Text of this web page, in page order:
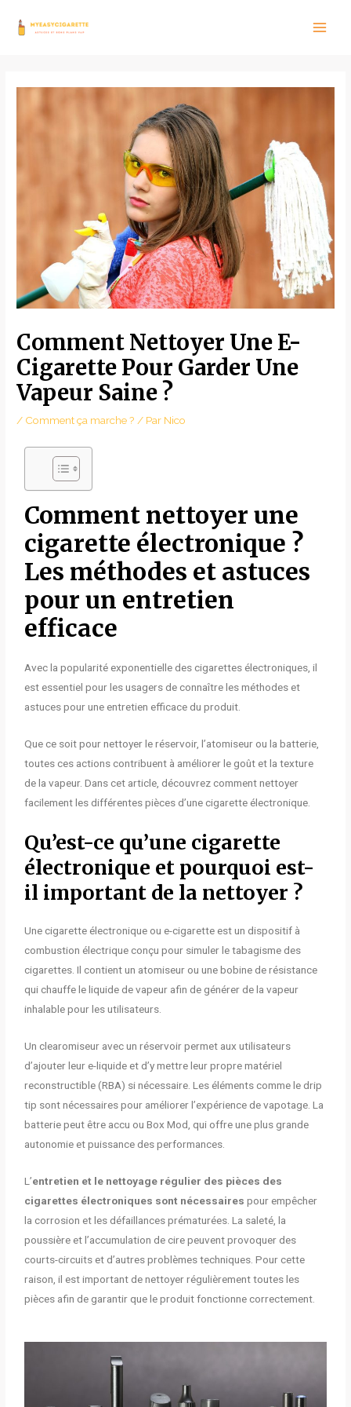
Comment Nettoyer Une E-
Cigarette Pour Garder Une
Vapeur Saine ?
/ Comment ça marche ? / Par Nico
Comment nettoyer une
cigarette électronique ?
Les méthodes et astuces
pour un entretien
efficace
Avec la popularité exponentielle des cigarettes électroniques, il
est essentiel pour les usagers de connaître les méthodes et
astuces pour une entretien efficace du produit.
Que ce soit pour nettoyer le réservoir, l’atomiseur ou la batterie,
toutes ces actions contribuent à améliorer le goût et la texture
de la vapeur. Dans cet article, découvrez comment nettoyer
facilement les différentes pièces d’une cigarette électronique.
Qu’est-ce qu’une cigarette
électronique et pourquoi est-
il important de la nettoyer ?
Une cigarette électronique ou e-cigarette est un dispositif à
combustion électrique conçu pour simuler le tabagisme des
cigarettes. Il contient un atomiseur ou une bobine de résistance
qui chauffe le liquide de vapeur afin de générer de la vapeur
inhalable pour les utilisateurs.
Un clearomiseur avec un réservoir permet aux utilisateurs
d’ajouter leur e-liquide et d’y mettre leur propre matériel
reconstructible (RBA) si nécessaire. Les éléments comme le drip
tip sont nécessaires pour améliorer l’expérience de vapotage. La
batterie peut être accu ou Box Mod, qui offre une plus grande
autonomie et puissance des performances.
L’entretien et le nettoyage régulier des pièces des
cigarettes électroniques sont nécessaires pour empêcher
la corrosion et les défaillances prématurées. La saleté, la
poussière et l’accumulation de cire peuvent provoquer des
courts-circuits et d’autres problèmes techniques. Pour cette
raison, il est important de nettoyer régulièrement toutes les
pièces afin de garantir que le produit fonctionne correctement.